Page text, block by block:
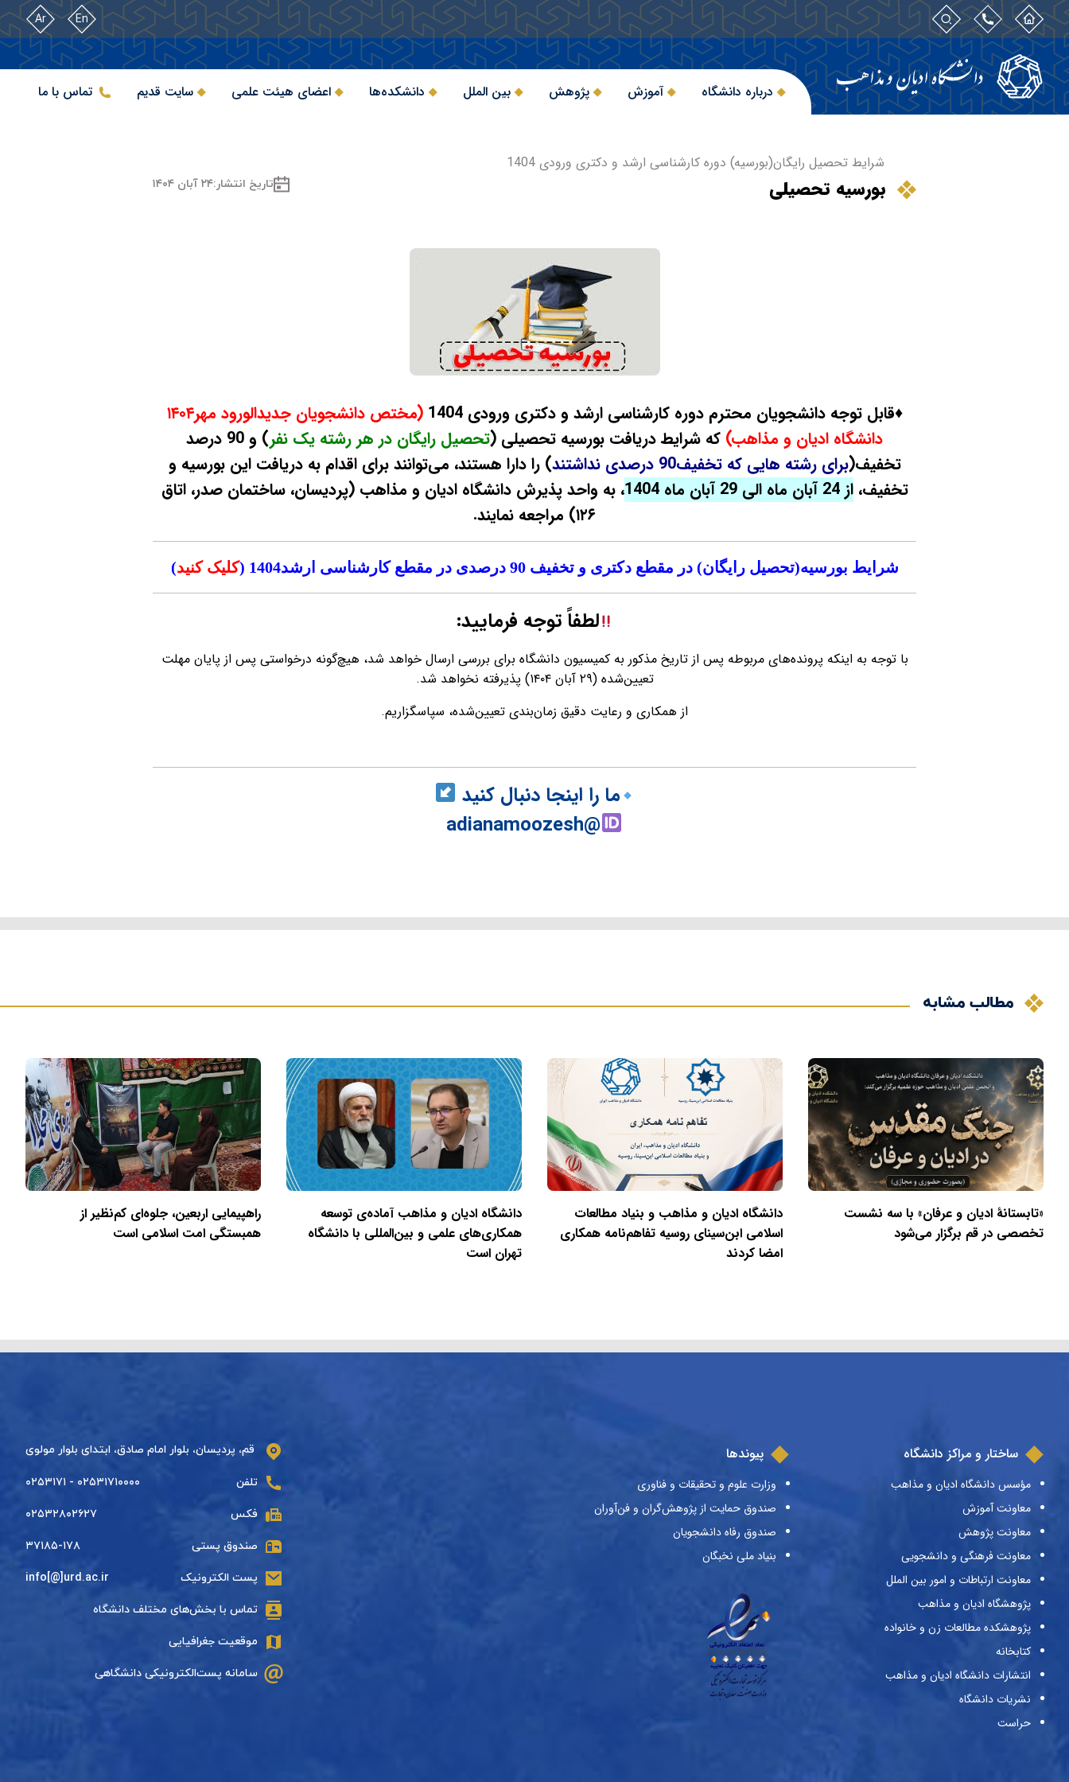
En
Ar
درباره دانشگاه آموزش پژوهش بین الملل دانشکده‌ها اعضای هیئت علمی سایت قدیم تماس با ما
شرایط تحصیل رایگان(بورسیه) دوره کارشناسی ارشد و دکتری ورودی 1404
بورسیه تحصیلی تاریخ انتشار:۲۴ آبان ۱۴۰۴
♦️قابل توجه دانشجویان محترم دوره کارشناسی ارشد و دکتری ورودی 1404
(مختص دانشجویان جدیدالورود مهر۱۴۰۴
دانشگاه ادیان و مذاهب) که شرایط دریافت بورسیه تحصیلی (تحصیل رایگان در هر رشته یک نفر
) و 90 درصد
تخفیف(برای رشته هایی که تخفیف90 درصدی نداشتند
) را دارا هستند، می‌توانند برای اقدام به دریافت این بورسیه و
تخفیف،از 24 آبان ماه الی 29 آبان ماه 1404
، به واحد پذیرش دانشگاه ادیان و مذاهب (پردیسان، ساختمان صدر، اتاق
۱۲۶) مراجعه نمایند.
شرایط بورسیه(تحصیل رایگان) در مقطع دکتری و تخفیف 90 درصدی در مقطع کارشناسی ارشد1404 ( کلیک کنید)
لطفاً توجه فرمایید:
با توجه به اینکه پرونده‌های مربوطه پس از تاریخ مذکور به کمیسیون دانشگاه برای بررسی ارسال خواهد شد، هیچ‌گونه درخواستی پس از پایان مهلت
تعیین‌شده (۲۹ آبان ۱۴۰۴) پذیرفته نخواهد شد.
از همکاری و رعایت دقیق زمان‌بندی تعیین‌شده، سپاسگزاریم.
ما را اینجا دنبال کنید
@adianamoozesh
مطالب مشابه
«تابستانهٔ ادیان و عرفان» با سه نشست
تخصصی در قم برگزار می‌شود
دانشگاه ادیان و مذاهب و بنیاد مطالعات
اسلامی ابن‌سینای روسیه تفاهم‌نامه همکاری
امضا کردند
دانشگاه ادیان و مذاهب آماده‌ی توسعه
همکاری‌های علمی و بین‌المللی با دانشگاه
تهران است
راهپیمایی اربعین، جلوه‌ای کم‌نظیر از
همبستگی امت اسلامی است
ساختار و مراکز دانشگاه
مؤسس دانشگاه ادیان و مذاهب
معاونت آموزش
معاونت پژوهش
معاونت فرهنگی و دانشجویی
معاونت ارتباطات و امور بین الملل
پژوهشگاه ادیان و مذاهب
پژوهشکده مطالعات زن و خانواده
کتابخانه
انتشارات دانشگاه ادیان و مذاهب
نشریات دانشگاه
حراست
پیوندها
وزارت علوم و تحقیقات و فناوری
صندوق حمایت از پژوهش‌گران و فن‌آوران
صندوق رفاه دانشجویان
بنیاد ملی نخبگان
قم، پردیسان، بلوار امام صادق، ابتدای بلوار مولوی
تلفن ۰۲۵۳۱۷۱۰۰۰۰ - ۰۲۵۳۱۷۱
فکس ۰۲۵۳۲۸۰۲۶۲۷
صندوق پستی ۳۷۱۸۵-۱۷۸
پست الکترونیک info[@]urd.ac.ir
تماس با بخش‌های مختلف دانشگاه
موقعیت جغرافیایی
سامانه پست‌الکترونیکی دانشگاهی